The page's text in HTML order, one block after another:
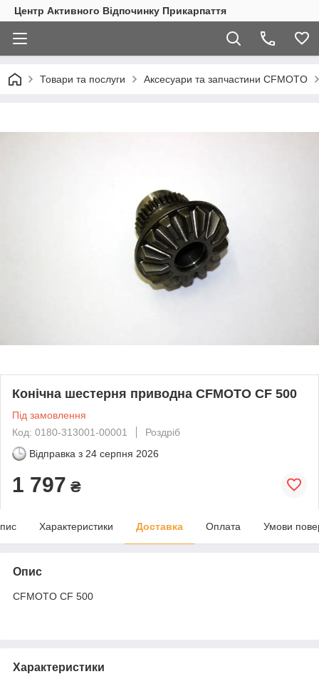
Центр Активного Відпочинку Прикарпаття
Товари та послуги Аксесуари та запчастини CFMOTO
Конічна шестерня приводна CFMOTO CF 500
Під замовлення
Код: 0180-313001-00001
Роздріб
Відправка з 24 серпня 2026
1 797 ₴
Характеристики Доставка Оплата Умови
Опис
CFMOTO CF 500
Характеристики